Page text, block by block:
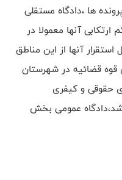
ها ،دادگاه مستقلی
آنها معمولا در
آنها از این مناطق
قضائیه در شهرستان
حقوقی و کیفری
عمومی بخش